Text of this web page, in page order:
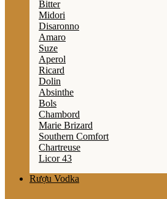
Bitter
Midori
Disaronno
Amaro
Suze
Aperol
Ricard
Dolin
Absinthe
Bols
Chambord
Marie Brizard
Southern Comfort
Chartreuse
Licor 43
Rượu Vodka